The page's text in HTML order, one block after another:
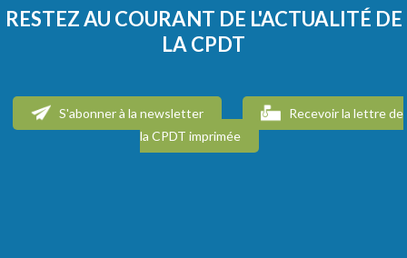
RESTEZ AU COURANT DE L'ACTUALITÉ DE
LA CPDT
S'abonner à la newsletter
Recevoir la lettre de
la CPDT imprimée